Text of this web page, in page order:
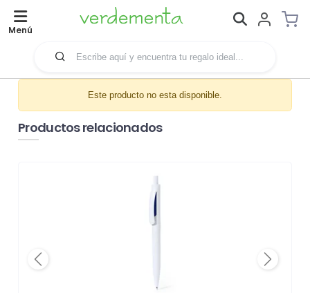
Menú
Este producto no esta disponible.
Productos relacionados
Previous Next